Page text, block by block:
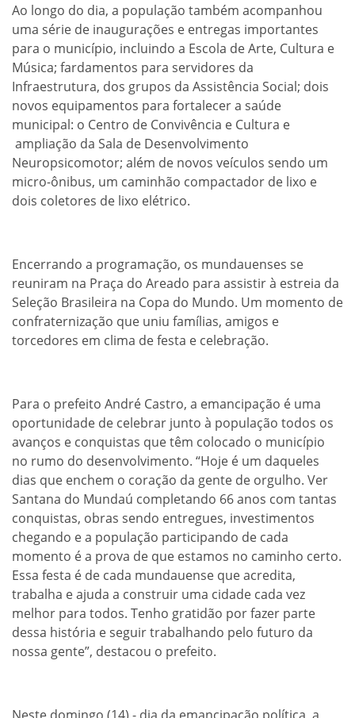
Ao longo do dia, a população também acompanhou
uma série de inaugurações e entregas importantes
para o município, incluindo a Escola de Arte, Cultura e
Música; fardamentos para servidores da
Infraestrutura, dos grupos da Assistência Social; dois
novos equipamentos para fortalecer a saúde
municipal: o Centro de Convivência e Cultura e
ampliação da Sala de Desenvolvimento
Neuropsicomotor; além de novos veículos sendo um
micro-ônibus, um caminhão compactador de lixo e
dois coletores de lixo elétrico.
Encerrando a programação, os mundauenses se
reuniram na Praça do Areado para assistir à estreia da
Seleção Brasileira na Copa do Mundo. Um momento de
confraternização que uniu famílias, amigos e
torcedores em clima de festa e celebração.
Para o prefeito André Castro, a emancipação é uma
oportunidade de celebrar junto à população todos os
avanços e conquistas que têm colocado o município
no rumo do desenvolvimento. “Hoje é um daqueles
dias que enchem o coração da gente de orgulho. Ver
Santana do Mundaú completando 66 anos com tantas
conquistas, obras sendo entregues, investimentos
chegando e a população participando de cada
momento é a prova de que estamos no caminho certo.
Essa festa é de cada mundauense que acredita,
trabalha e ajuda a construir uma cidade cada vez
melhor para todos. Tenho gratidão por fazer parte
dessa história e seguir trabalhando pelo futuro da
nossa gente”, destacou o prefeito.